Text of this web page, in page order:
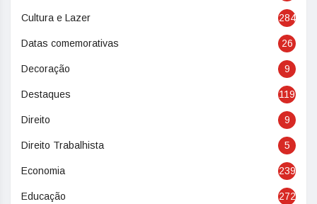
Cultura e Lazer 284
Datas comemorativas 26
Decoração 9
Destaques 119
Direito 9
Direito Trabalhista 5
Economia 239
Educação 272